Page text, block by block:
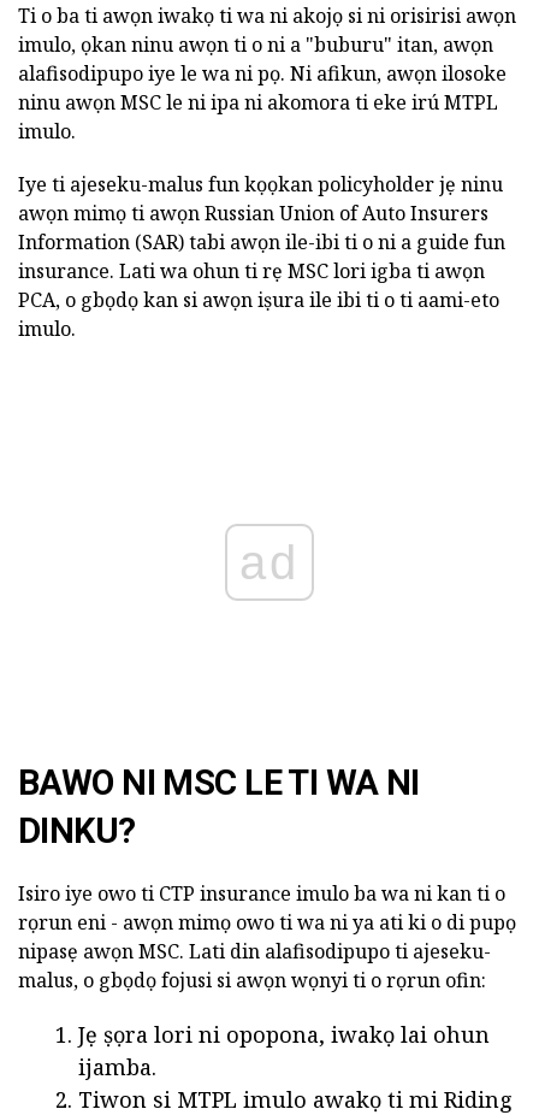
Ti o ba ti awọn iwakọ ti wa ni akojọ si ni orisirisi awọn
imulo, ọkan ninu awọn ti o ni a "buburu" itan, awọn
alafisodipupo iye le wa ni pọ. Ni afikun, awọn ilosoke
ninu awọn MSC le ni ipa ni akomora ti eke irú MTPL
imulo.
Iye ti ajeseku-malus fun kọọkan policyholder jẹ ninu
awọn mimọ ti awọn Russian Union of Auto Insurers
Information (SAR) tabi awọn ile-ibi ti o ni a guide fun
insurance. Lati wa ohun ti rẹ MSC lori igba ti awọn
PCA, o gbọdọ kan si awọn iṣura ile ibi ti o ti aami-eto
imulo.
ad
BAWO NI MSC LE TI WA NI
DINKU?
Isiro iye owo ti CTP insurance imulo ba wa ni kan ti o
rọrun eni - awọn mimọ owo ti wa ni ya ati ki o di pupọ
nipasẹ awọn MSC. Lati din alafisodipupo ti ajeseku-
malus, o gbọdọ fojusi si awọn wọnyi ti o rọrun ofin:
Jẹ ṣọra lori ni opopona, iwakọ lai ohun
ijamba.
Tiwon si MTPL imulo awakọ ti mi Riding